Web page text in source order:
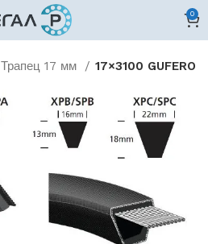
0
Трапец 17 мм 17×3100 GUFERO